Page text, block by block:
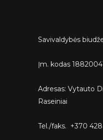
Savivaldybės
Įm. kodas
Adresas: Vytauto
Raseiniai
Tel./faks. +370 428